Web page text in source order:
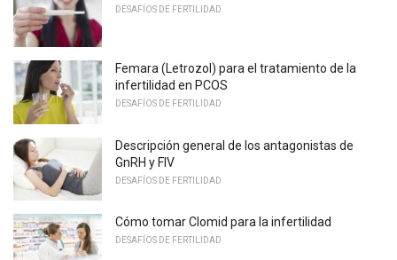
DESAFÍOS DE FERTILIDAD
Femara (Letrozol) para el tratamiento de la
infertilidad en PCOS
DESAFÍOS DE FERTILIDAD
Descripción general de los antagonistas de
GnRH y FIV
DESAFÍOS DE FERTILIDAD
Cómo tomar Clomid para la infertilidad
DESAFÍOS DE FERTILIDAD